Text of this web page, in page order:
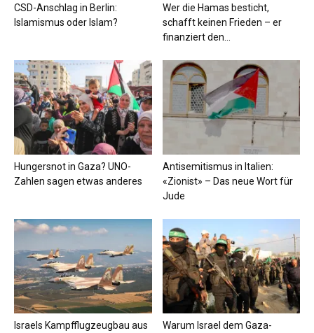
CSD-Anschlag in Berlin:
Islamismus oder Islam?
Wer die Hamas besticht,
schafft keinen Frieden – er
finanziert den...
Hungersnot in Gaza? UNO-
Zahlen sagen etwas anderes
Antisemitismus in Italien:
«Zionist» – Das neue Wort für
Jude
Israels Kampfflugzeugbau aus
Warum Israel dem Gaza-